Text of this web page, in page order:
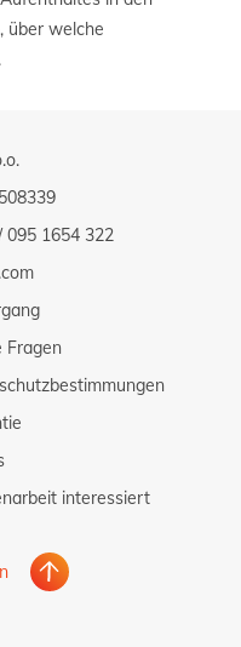
über welche
095 1654 322
Fragen
interessiert